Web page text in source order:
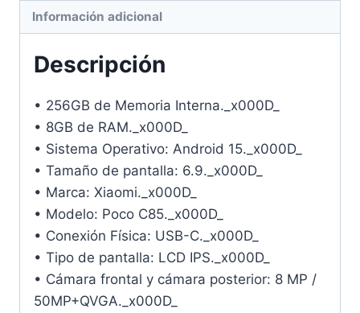
Información adicional
Descripción
• 256GB de Memoria Interna._x000D_
• 8GB de RAM._x000D_
• Sistema Operativo: Android 15._x000D_
• Tamaño de pantalla: 6.9._x000D_
• Marca: Xiaomi._x000D_
• Modelo: Poco C85._x000D_
• Conexión Física: USB-C._x000D_
• Tipo de pantalla: LCD IPS._x000D_
• Cámara frontal y cámara posterior: 8 MP /
50MP+QVGA._x000D_